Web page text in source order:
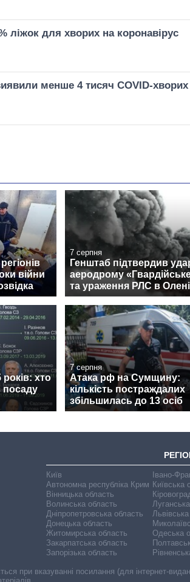
ліжок для хворих на коронавірус
менше 4 тисяч COVID-хворих
війни
7 серпня
Генштаб підтвердив
аеродрому
та ураження РЛС в
років: хто
посаду
7 серпня
Атака рф на Сумщину:
кількість постраждалих
збільшилась до 13 осіб
Київ
Автономна республіка Крим
Вінницька область
Волинська область
Дніпропетровська область
Донецька область
Житомирська область
Закарпатська область
Запорізька область
Івано-
Київська
Одеська
при вказуванні посилання (для інтернет-